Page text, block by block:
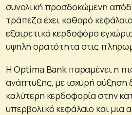
συνολική προσδοκώμενη
τράπεζα έχει καθαρό
εξαιρετικά κερδοφόρο
υψηλή ορατότητα στις
Η Optima Bank παραμένει η
ανάπτυξης, με ισχυρή αύξηση
καλύτερη κερδοφορία στην
υπερβολικό κεφάλαιο και μια